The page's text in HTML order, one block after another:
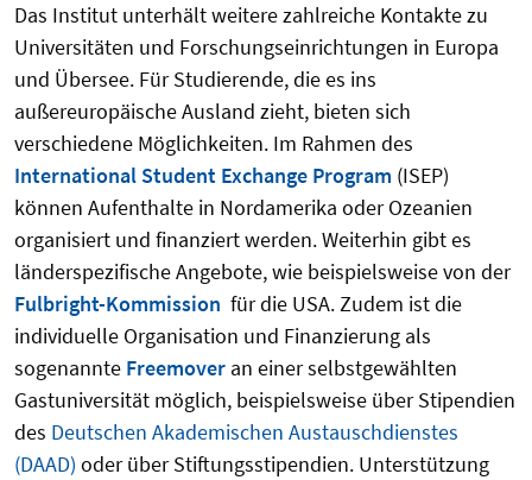
Das Institut unterhält weitere zahlreiche Kontakte zu
Universitäten und Forschungseinrichtungen in Europa
und Übersee. Für Studierende, die es ins
außereuropäische Ausland zieht, bieten sich
verschiedene Möglichkeiten. Im Rahmen des
International Student Exchange Program (ISEP)
können Aufenthalte in Nordamerika oder Ozeanien
organisiert und finanziert werden. Weiterhin gibt es
länderspezifische Angebote, wie beispielsweise von der
Fulbright-Kommission für die USA. Zudem ist die
individuelle Organisation und Finanzierung als
sogenannte Freemover an einer selbstgewählten
Gastuniversität möglich, beispielsweise über Stipendien
des Deutschen Akademischen Austauschdienstes
(DAAD) oder über Stiftungsstipendien. Unterstützung